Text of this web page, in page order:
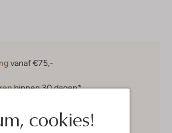
cookies!
vanaf €75,-
binnen 30 dagen*